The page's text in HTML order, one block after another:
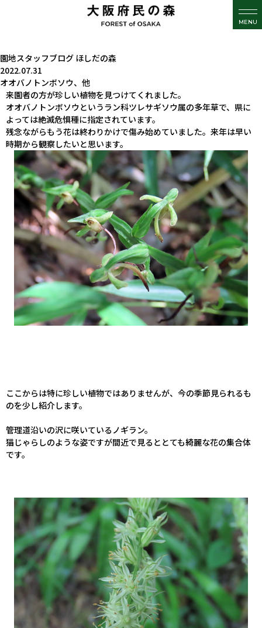
MENU
園地スタッフブログ ほしだの森
2022.07.31
オオバノトンボソウ、他
来園者の方が珍しい植物を見つけてくれました。
オオバノトンボソウというラン科ツレサギソウ属の多年草で、県に
よっては絶滅危惧種に指定されています。
残念ながらもう花は終わりかけで傷み始めていました。来年は早い
時期から観察したいと思います。
ここからは特に珍しい植物ではありませんが、今の季節見られるも
のを少し紹介します。
管理道沿いの沢に咲いているノギラン。
猫じゃらしのような姿ですが間近で見るととても綺麗な花の集合体
です。